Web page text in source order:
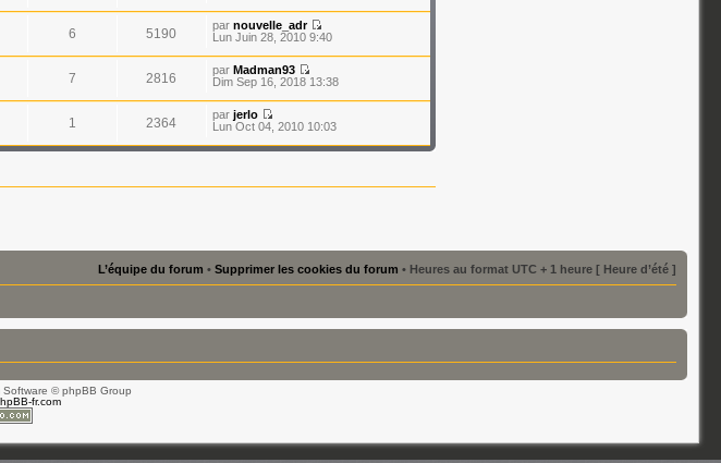
6 5190
par nouvelle_adr
Lun Juin 28, 2010 9:40
7 2816
par Madman93
Dim Sep 16, 2018 13:38
1 2364
par jerlo
Lun Oct 04, 2010 10:03
L’équipe du forum • Supprimer les cookies du forum • Heures au format UTC + 1 heure [ Heure d’été ]
Software © phpBB Group
fr.com